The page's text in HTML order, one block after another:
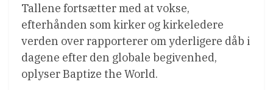
Tallene fortsætter med at vokse,
efterhånden som kirker og kirkeledere
verden over rapporterer om yderligere dåb i
dagene efter den globale begivenhed,
oplyser Baptize the World.